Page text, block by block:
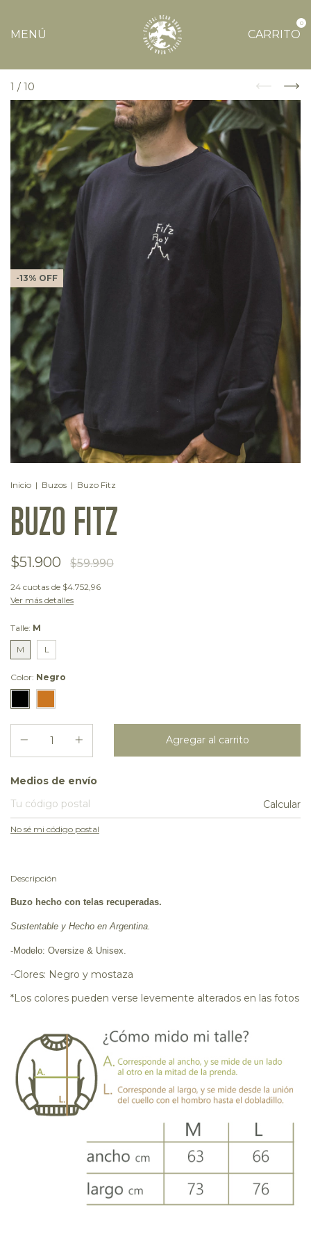
MENÚ CARRITO
0
1 / 10
-13% OFF
Inicio | Buzos | Buzo Fitz
BUZO FITZ
$51.900 $59.990
24 cuotas de $4.752,96
Ver más detalles
Talle: M
M L
Color: Negro
Entregas para el CP:
Medios de envío
Calcular
No sé mi código postal
Descripción
Buzo hecho con telas recuperadas.
Sustentable y Hecho en Argentina.
-Modelo: Oversize & Unisex.
-Clores: Negro y mostaza
*Los colores pueden verse levemente alterados en las fotos